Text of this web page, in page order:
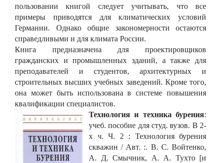
пользовании книгой следует учитывать, что все
примеры приводятся для климатических условий
Германии. Однако общие закономерности остаются
справедливыми и для климата России.
Книга предназначена для проектировщиков
гражданских и промышленных зданий, а также для
преподавателей и студентов, архитектурных и
строительных высших учебных заведений. Кроме того,
она может быть использована в системе повышения
квалификации специалистов.
Технология и техника бурения:
учеб. пособие для студ. вузов. В 2-
х ч. Ч. 2 : Технология бурения
скважин / Авт. :. В. С. Войтенко,
А. Д. Смычник, А. А. Тухто [и